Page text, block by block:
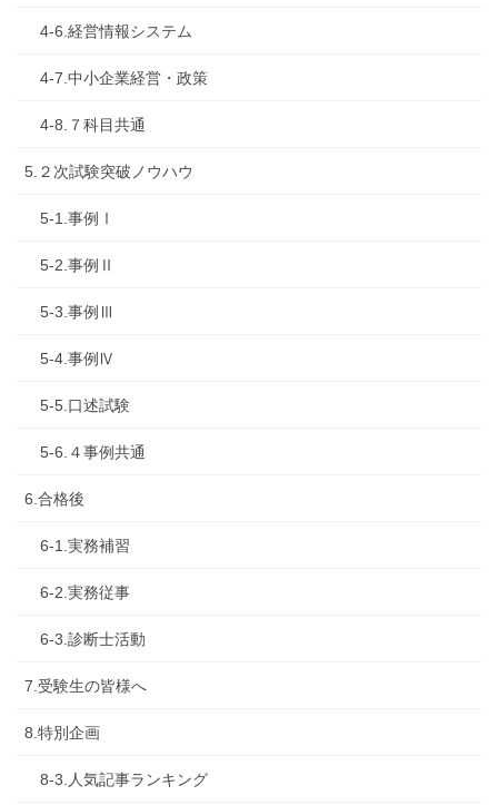
4-6.経営情報システム
4-7.中小企業経営・政策
4-8.７科目共通
5.２次試験突破ノウハウ
5-1.事例Ⅰ
5-2.事例Ⅱ
5-3.事例Ⅲ
5-4.事例Ⅳ
5-5.口述試験
5-6.４事例共通
6.合格後
6-1.実務補習
6-2.実務従事
6-3.診断士活動
7.受験生の皆様へ
8.特別企画
8-3.人気記事ランキング